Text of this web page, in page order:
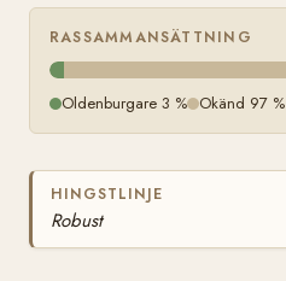
RASSAMMANSÄTTNING
Oldenburgare 3 % Okänd 97 %
HINGSTLINJE
Robust